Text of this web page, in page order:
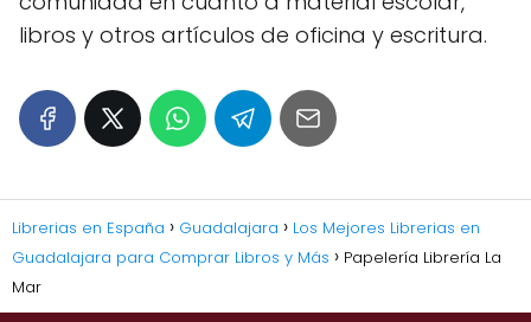
libros y otros artículos de oficina y escritura.
Librerias en España Guadalajara
Los Mejores Librerias en
Guadalajara para Comprar Libros y Más
Papelería Librería La
Mar